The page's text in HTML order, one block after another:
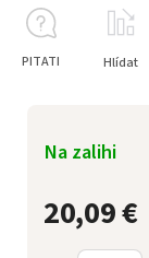
20,09 €
Na zalihi
PITATI Hlídat